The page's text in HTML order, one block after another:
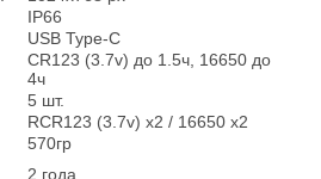
IP66
USB Type-C
CR123 (3.7v) до 1.5ч, 16650 до
4ч
5 шт.
RCR123 (3.7v) x2 / 16650 x2
570гр
2 года